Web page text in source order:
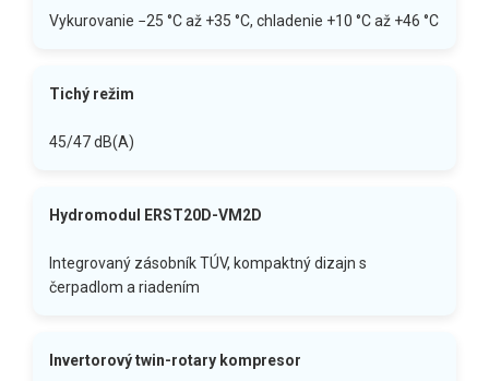
Vykurovanie −25 °C až +35 °C, chladenie +10 °C až +46 °C
Tichý režim
45/47 dB(A)
Hydromodul ERST20D-VM2D
Integrovaný zásobník TÚV, kompaktný dizajn s
čerpadlom a riadením
Invertorový twin-rotary kompresor